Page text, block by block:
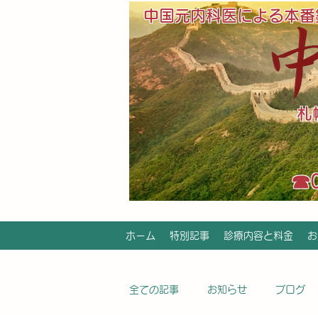
中国元内科医による本
札
ホーム 特別記事 診療内容と料金
全ての記事 お知らせ ブログ